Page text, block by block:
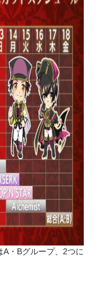
・Bグループ、2つに